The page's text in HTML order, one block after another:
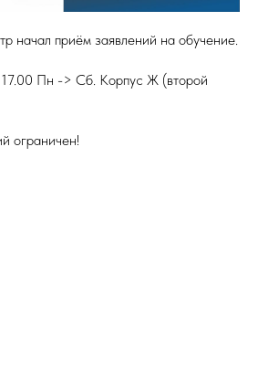
начал приём заявлений на обучение.
Пн -> Сб. Корпус Ж (второй
ограничен!